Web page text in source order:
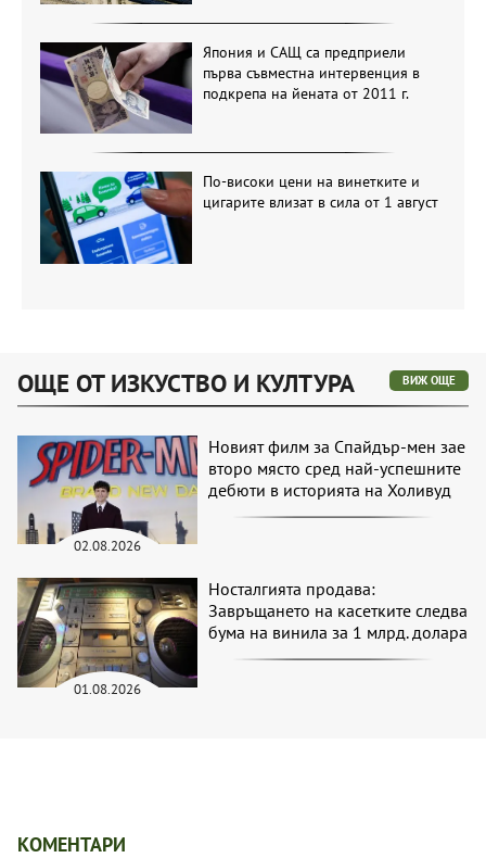
Япония и САЩ са предприели
първа съвместна интервенция в
подкрепа на йената от 2011 г.
По-високи цени на винетките и
цигарите влизат в сила от 1 август
ОЩЕ ОТ ИЗКУСТВО И КУЛТУРА ВИЖ ОЩЕ
02.08.2026
Новият филм за Спайдър-мен зае
второ място сред най-успешните
дебюти в историята на Холивуд
01.08.2026
Носталгията продава:
Завръщането на касетките следва
бума на винила за 1 млрд. долара
КОМЕНТАРИ